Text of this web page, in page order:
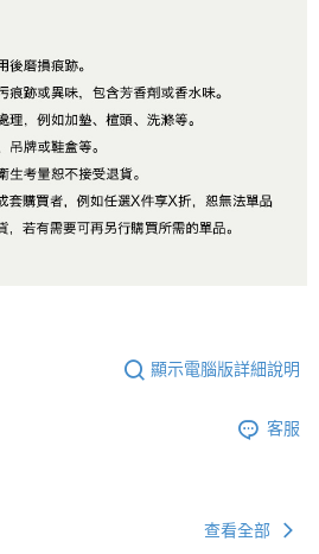
顯示電腦版詳細說明
客服
查看全部